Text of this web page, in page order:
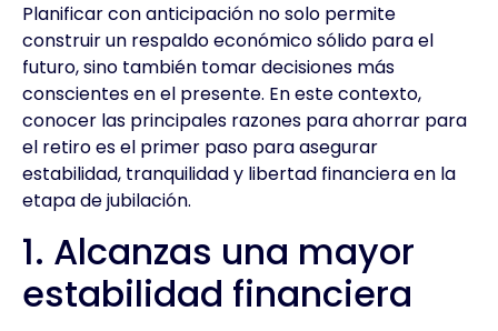
Planificar con anticipación no solo permite
construir un respaldo económico sólido para el
futuro, sino también tomar decisiones más
conscientes en el presente. En este contexto,
conocer las principales razones para ahorrar para
el retiro es el primer paso para asegurar
estabilidad, tranquilidad y libertad financiera en la
etapa de jubilación.
1. Alcanzas una mayor
estabilidad financiera